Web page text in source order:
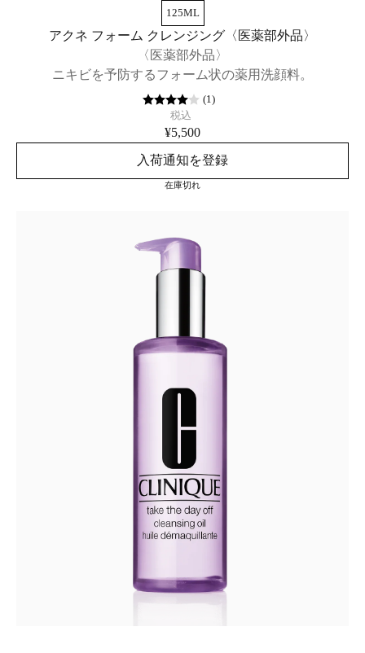
125ML
アクネ フォーム クレンジング〈医薬部外品〉
〈医薬部外品〉
ニキビを予防するフォーム状の薬用洗顔料。
(1)
税込
¥5,500
入荷通知を登録
在庫切れ